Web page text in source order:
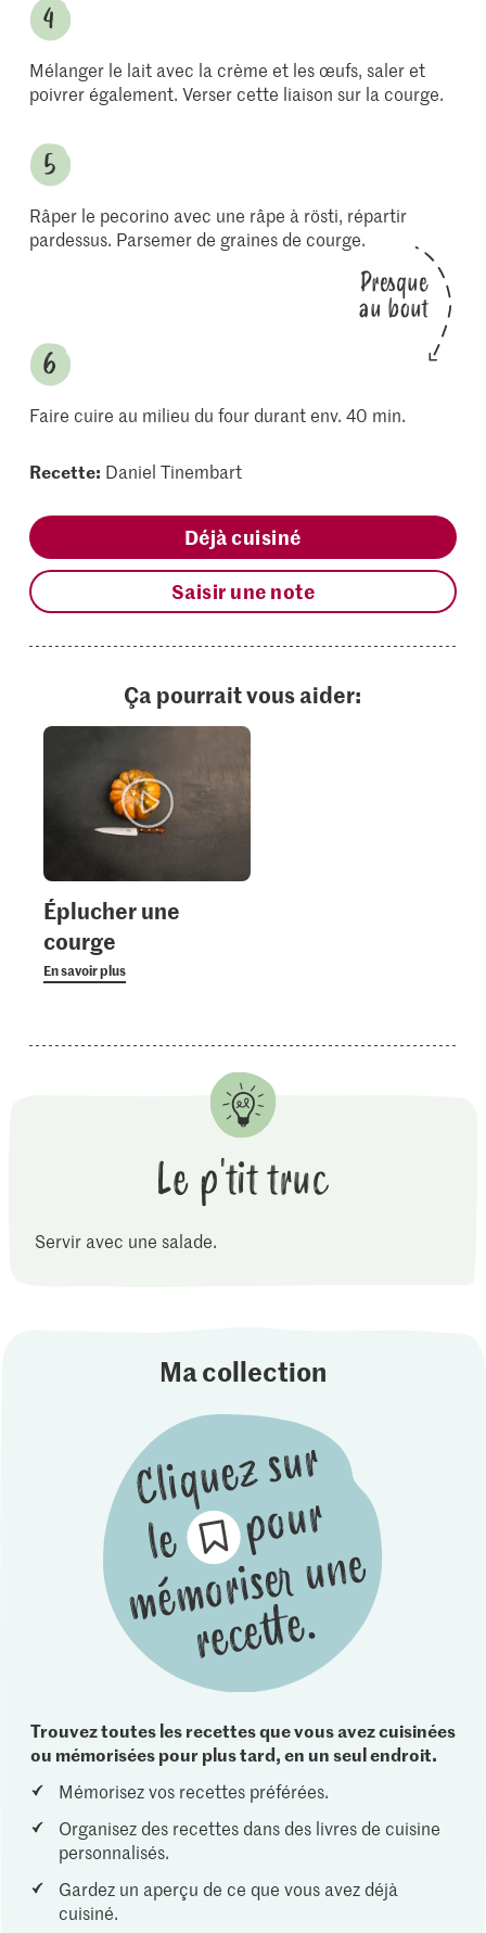
Mélanger le lait avec la crème et les œufs, saler et
poivrer également. Verser cette liaison sur la courge.
Râper le pecorino avec une râpe à rösti, répartir
pardessus. Parsemer de graines de courge.
Presque
au bout
Faire cuire au milieu du four durant env. 40 min.
Recette: Daniel Tinembart
Déjà cuisiné
Saisir une note
Ça pourrait vous aider:
Éplucher une
courge
En savoir plus
Le p'tit truc
Servir avec une salade.
Ma collection
Trouvez toutes les recettes que vous avez cuisinées
ou mémorisées pour plus tard, en un seul endroit.
Mémorisez vos recettes préférées.
Organisez des recettes dans des livres de cuisine
personnalisés.
Gardez un aperçu de ce que vous avez déjà
cuisiné.